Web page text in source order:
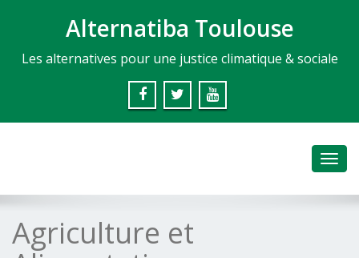
Alternatiba Toulouse
Les alternatives pour une justice climatique & sociale
Agriculture et